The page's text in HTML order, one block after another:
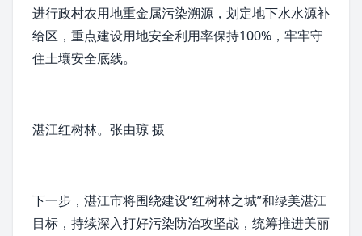
进行政村农用地重金属污染溯源，划定地下水水源补
给区，重点建设用地安全利用率保持100%，牢牢守
住土壤安全底线。
湛江红树林。张由琼 摄
下一步，湛江市将围绕建设“红树林之城”和绿美湛江
目标，持续深入打好污染防治攻坚战，统筹推进美丽